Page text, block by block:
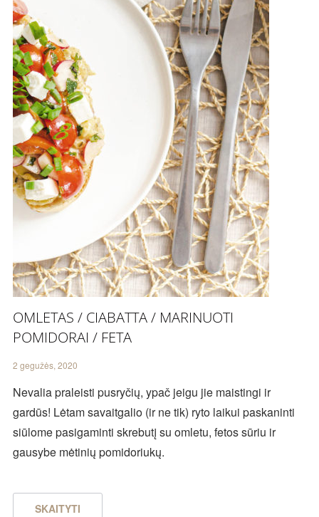
OMLETAS / CIABATTA / MARINUOTI
POMIDORAI / FETA
2 gegužės, 2020
Nevalia praleisti pusryčių, ypač jeigu jie maistingi ir
gardūs! Lėtam savaitgalio (ir ne tik) ryto laikui paskaninti
siūlome pasigaminti skrebutį su omletu, fetos sūriu ir
gausybe mėtinių pomidoriukų.
SKAITYTI